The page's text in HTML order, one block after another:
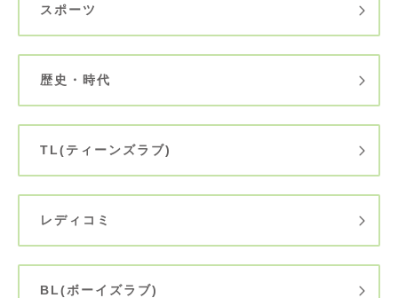
スポーツ
歴史・時代
TL(ティーンズラブ)
レディコミ
BL(ボーイズラブ)